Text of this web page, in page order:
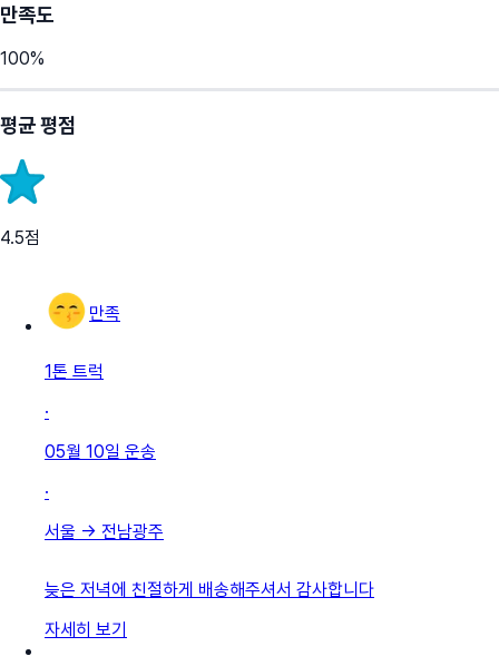
만족도
100%
평균 평점
4.5점
만족
1톤 트럭
·
05월 10일 운송
·
서울 → 전남광주
늦은 저녁에 친절하게 배송해주셔서 감사합니다
자세히 보기